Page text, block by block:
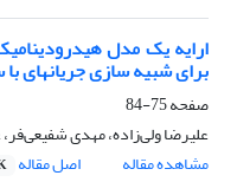
برای شبیه سازی جریانهای
صفحه75-84
علیرضا ولی‌زاده، مهدی
مشاهده مقاله
اصل مقاله